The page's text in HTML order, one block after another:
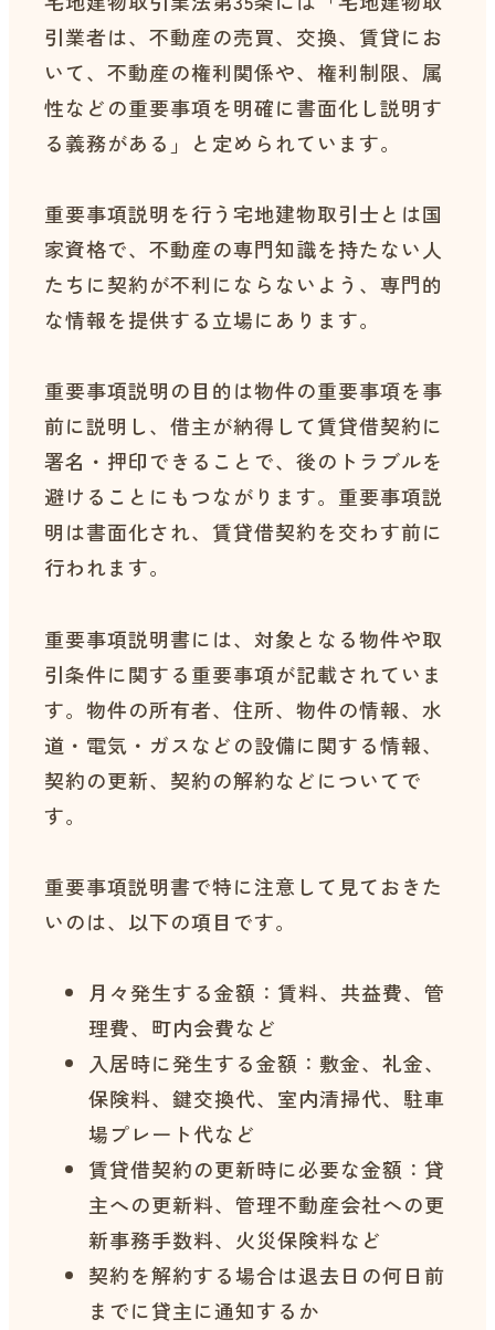
引業者は、不動産の売買、交換、賃貸にお
いて、不動産の権利関係や、権利制限、属
性などの重要事項を明確に書面化し説明す
る義務がある」と定められています。
重要事項説明を行う宅地建物取引士とは国
家資格で、不動産の専門知識を持たない人
たちに契約が不利にならないよう、専門的
な情報を提供する立場にあります。
重要事項説明の目的は物件の重要事項を事
前に説明し、借主が納得して賃貸借契約に
署名・押印できることで、後のトラブルを
避けることにもつながります。重要事項説
明は書面化され、賃貸借契約を交わす前に
行われます。
重要事項説明書には、対象となる物件や取
引条件に関する重要事項が記載されていま
す。物件の所有者、住所、物件の情報、水
道・電気・ガスなどの設備に関する情報、
契約の更新、契約の解約などについてで
す。
重要事項説明書で特に注意して見ておきた
いのは、以下の項目です。
月々発生する金額：賃料、共益費、管
理費、町内会費など
入居時に発生する金額：敷金、礼金、
保険料、鍵交換代、室内清掃代、駐車
場プレート代など
賃貸借契約の更新時に必要な金額：貸
主への更新料、管理不動産会社への更
新事務手数料、火災保険料など
契約を解約する場合は退去日の何日前
までに貸主に通知するか